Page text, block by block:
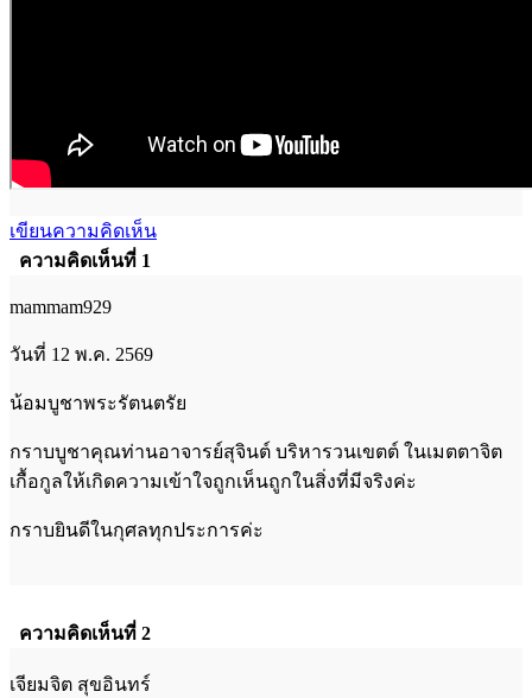
เขียนความคิดเห็น
ความคิดเห็นที่ 1
mammam929
วันที่ 12 พ.ค. 2569
น้อมบูชาพระรัตนตรัย
กราบบูชาคุณท่านอาจารย์สุจินต์ บริหารวนเขตต์ ในเมตตาจิต
เกื้อกูลให้เกิดความเข้าใจถูกเห็นถูกในสิ่งที่มีจริงค่ะ
กราบยินดีในกุศลทุกประการค่ะ
ความคิดเห็นที่ 2
เจียมจิต สุขอินทร์